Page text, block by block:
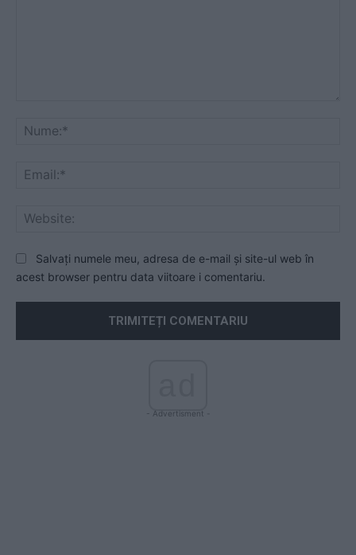
Salvați numele meu, adresa de e-mail și site-ul web în
acest browser pentru data viitoare i comentariu.
- Advertisment -